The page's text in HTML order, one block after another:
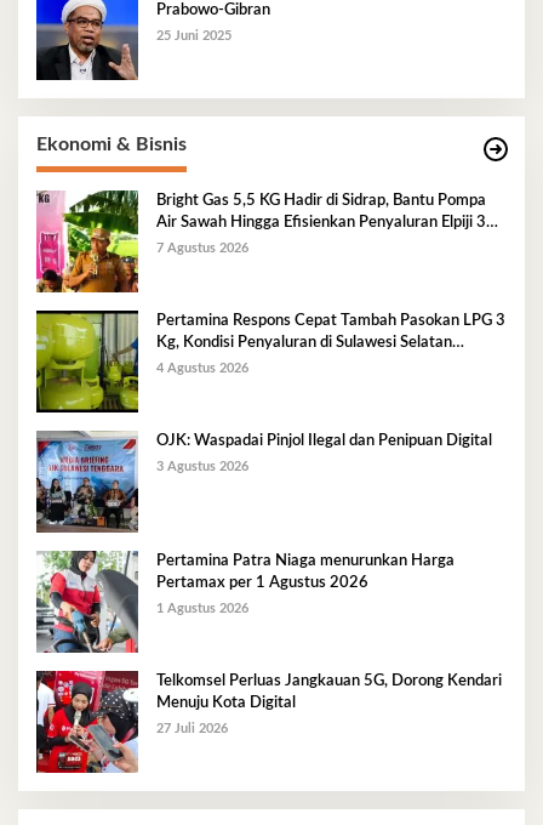
Prabowo-Gibran
25 Juni 2025
Ekonomi & Bisnis
Bright Gas 5,5 KG Hadir di Sidrap, Bantu Pompa
Air Sawah Hingga Efisienkan Penyaluran Elpiji 3
Kg
7 Agustus 2026
Pertamina Respons Cepat Tambah Pasokan LPG 3
Kg, Kondisi Penyaluran di Sulawesi Selatan
Berlangsung Kondusif
4 Agustus 2026
OJK: Waspadai Pinjol Ilegal dan Penipuan Digital
3 Agustus 2026
Pertamina Patra Niaga menurunkan Harga
Pertamax per 1 Agustus 2026
1 Agustus 2026
Telkomsel Perluas Jangkauan 5G, Dorong Kendari
Menuju Kota Digital
27 Juli 2026